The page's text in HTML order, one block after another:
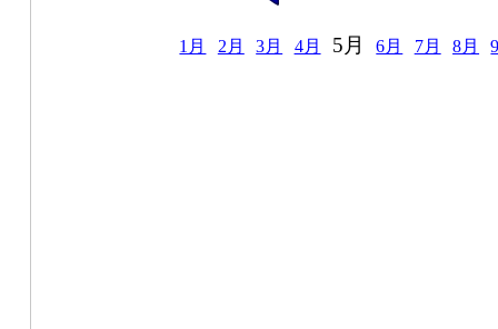
1月 2月 3月 4月 5月 6月 7月 8月